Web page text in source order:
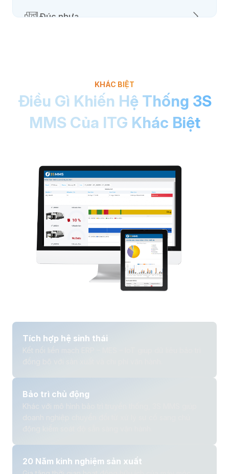
Đúc nhựa
Nhôm và ống thép
Phân phối bán lẻ
KHÁC BIỆT
Điều Gì Khiến Hệ Thống 3S
MMS Của ITG Khác Biệt
Tích hợp hệ sinh thái
Kết nối liền mạch ERP – MES – IoT giúp dữ liệu bảo trì
Bảo trì chủ động
Khác với mô hình bảo trì truyền thống, 3S MMS giúp
20 Năm kinh nghiệm sản xuất